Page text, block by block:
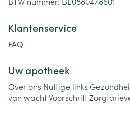
Klantenservice
FAQ
Uw apotheek
Over ons Nuttige links
van wachtVoorschrift